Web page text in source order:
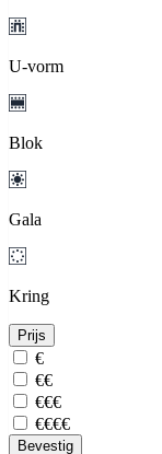
U-vorm
Blok
Gala
Kring
Prijs
€
€€
€€€
€€€€
Bevestig